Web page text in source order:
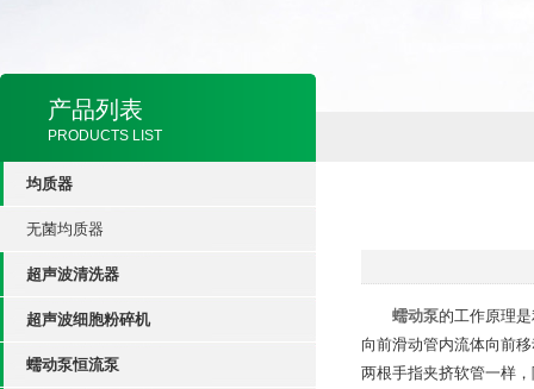
产品列表
PRODUCTS LIST
均质器
无菌均质器
超声波清洗器
超声波细胞粉碎机
蠕动泵恒流泵
蠕动泵的工作原理
向前滑动管内流体向前
两根手指夹挤软管一样